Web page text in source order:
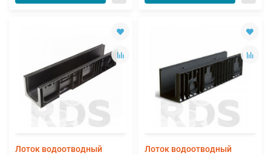
Лоток водоотводный
Лоток водоотводный